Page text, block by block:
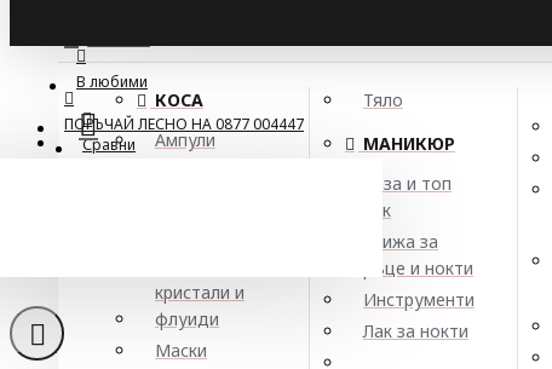
В любими
Сравни
КОСА
Ампули
кристали и
флуиди
Маски
Тяло
МАНИКЮР
База и топ
лак
Грижа за
ръце и нокти
Инструменти
Лак за нокти
ПОРЪЧАЙ ЛЕСНО НА 0877 004447